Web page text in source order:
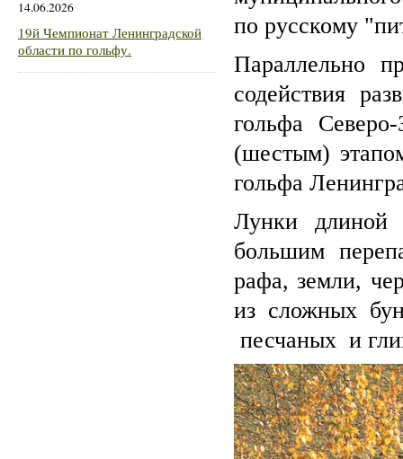
14.06.2026
19й Чемпионат Ленинградской
области по гольфу.
по русскому
Параллельно
содействия
гольфа
(шестым)
гольфа
Лунки длиной
большим
рафа, земли,
из сложных
песчаных и